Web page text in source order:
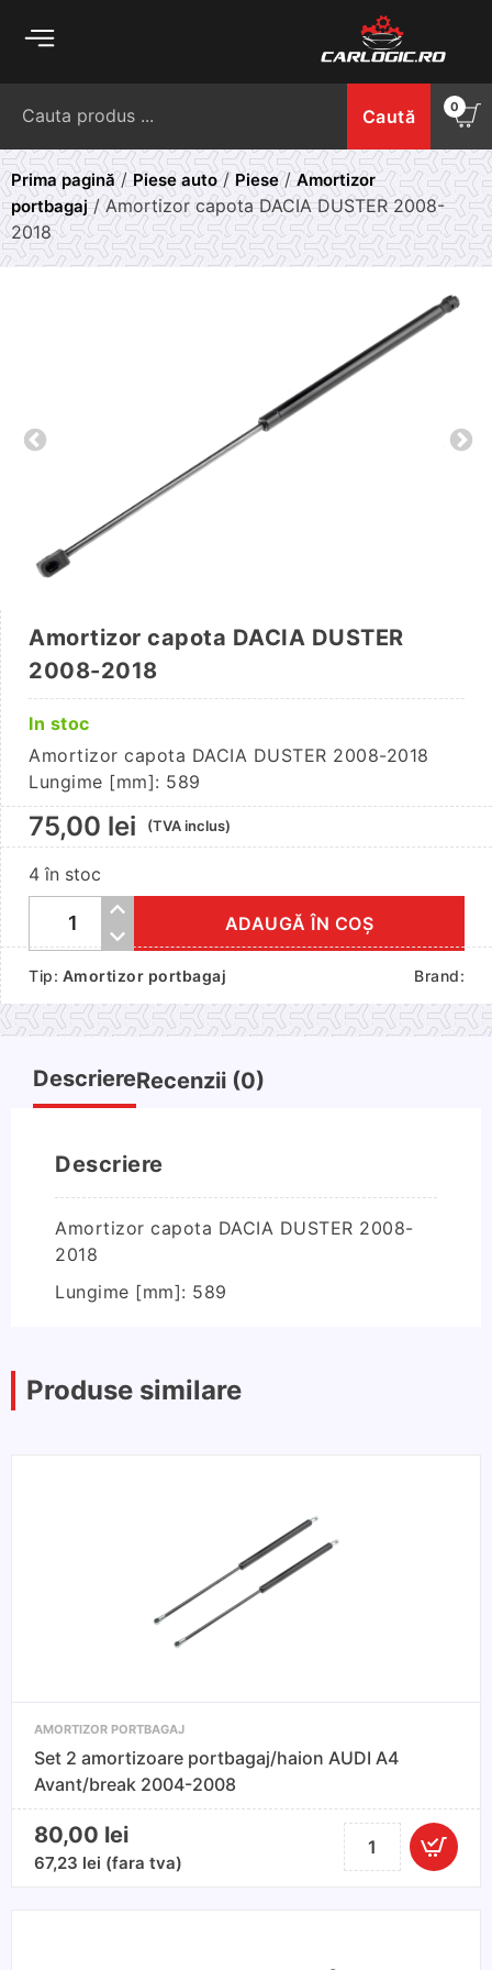
Caută 0
Prima pagină/Piese auto/ Piese/Amortizor
portbagaj/ Amortizor capota DACIA DUSTER 2008-
2018
Amortizor capota DACIA DUSTER
2008-2018
In stoc
Amortizor capota DACIA DUSTER 2008-2018
Lungime [mm]: 589
75,00 lei (TVA inclus)
4 în stoc
Cantitate
capota
DACIA
DUSTER
2008-
2018
ADAUGĂ ÎN COȘ
Tip: Amortizor portbagaj Brand:
DescriereRecenzii (0)
Descriere
Amortizor capota DACIA DUSTER 2008-
2018
Lungime [mm]: 589
Produse similare
AMORTIZOR PORTBAGAJ
Set 2 amortizoare portbagaj/haion AUDI A4
Avant/break 2004-2008
80,00 lei
67,23 lei (fara tva)
Cantitate
Set